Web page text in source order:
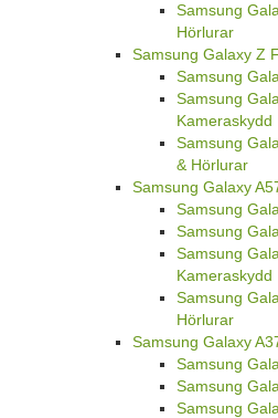
Samsung
Hörlurar
Samsung Galaxy Z
Samsung
Samsung
Kameraskydd
Samsung
& Hörlurar
Samsung Galaxy
Samsung
Samsung
Samsung
Kameraskydd
Samsung
Hörlurar
Samsung Galaxy
Samsung
Samsung
Samsung